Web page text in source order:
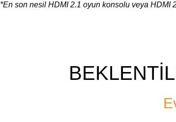
*En son nesil HDMI 2.1 oyun konsolu veya HDMI